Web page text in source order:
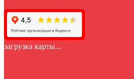
загрузка карты...